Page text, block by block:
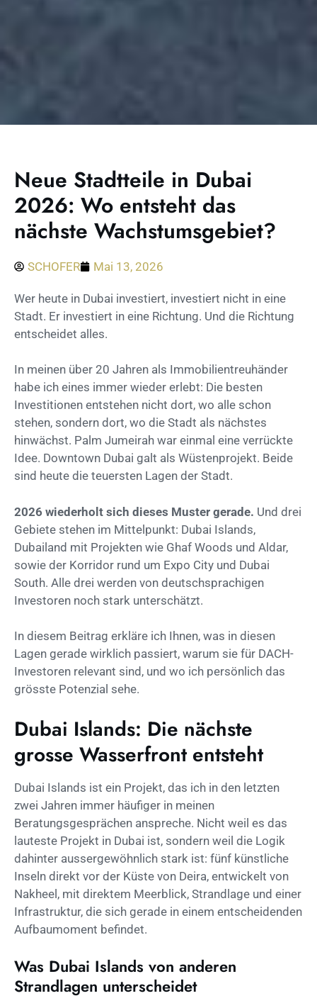
Neue Stadtteile in Dubai
2026: Wo entsteht das
nächste Wachstumsgebiet?
SCHOFER Mai 13, 2026
Wer heute in Dubai investiert, investiert nicht in eine
Stadt. Er investiert in eine Richtung. Und die Richtung
entscheidet alles.
In meinen über 20 Jahren als Immobilientreuhänder
habe ich eines immer wieder erlebt: Die besten
Investitionen entstehen nicht dort, wo alle schon
stehen, sondern dort, wo die Stadt als nächstes
hinwächst. Palm Jumeirah war einmal eine verrückte
Idee. Downtown Dubai galt als Wüstenprojekt. Beide
sind heute die teuersten Lagen der Stadt.
2026 wiederholt sich dieses Muster gerade. Und drei
Gebiete stehen im Mittelpunkt: Dubai Islands,
Dubailand mit Projekten wie Ghaf Woods und Aldar,
sowie der Korridor rund um Expo City und Dubai
South. Alle drei werden von deutschsprachigen
Investoren noch stark unterschätzt.
In diesem Beitrag erkläre ich Ihnen, was in diesen
Lagen gerade wirklich passiert, warum sie für DACH-
Investoren relevant sind, und wo ich persönlich das
grösste Potenzial sehe.
Dubai Islands: Die nächste
grosse Wasserfront entsteht
Dubai Islands ist ein Projekt, das ich in den letzten
zwei Jahren immer häufiger in meinen
Beratungsgesprächen anspreche. Nicht weil es das
lauteste Projekt in Dubai ist, sondern weil die Logik
dahinter aussergewöhnlich stark ist: fünf künstliche
Inseln direkt vor der Küste von Deira, entwickelt von
Nakheel, mit direktem Meerblick, Strandlage und einer
Infrastruktur, die sich gerade in einem entscheidenden
Aufbaumoment befindet.
Was Dubai Islands von anderen
Strandlagen unterscheidet